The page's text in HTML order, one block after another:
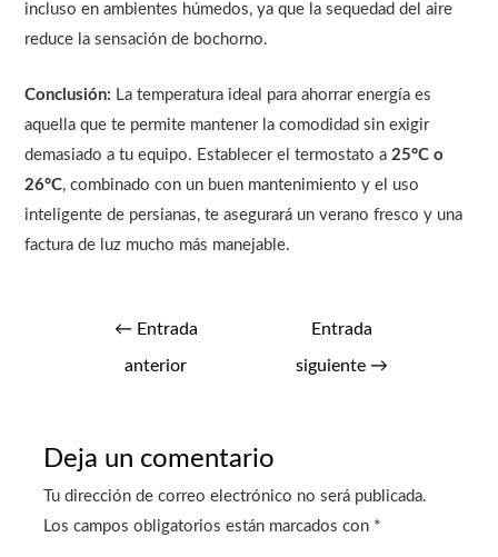
incluso en ambientes húmedos, ya que la sequedad del aire
reduce la sensación de bochorno.
Conclusión: La temperatura ideal para ahorrar energía es
aquella que te permite mantener la comodidad sin exigir
demasiado a tu equipo. Establecer el termostato a25°C o
26°C, combinado con un buen mantenimiento y el uso
inteligente de persianas, te asegurará un verano fresco y una
factura de luz mucho más manejable.
← Entrada
anterior
Entrada
siguiente →
Deja un comentario
Tu dirección de correo electrónico no será publicada.
Los campos obligatorios están marcados con *